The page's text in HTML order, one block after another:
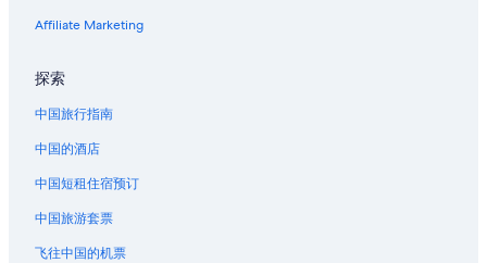
Affiliate Marketing
探索
中国旅行指南
中国的酒店
中国短租住宿预订
中国旅游套票
飞往中国的机票